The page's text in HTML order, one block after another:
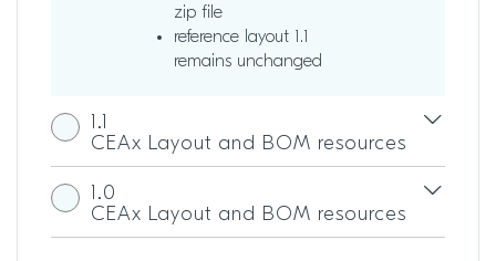
zip file
reference layout 1.1
remains unchanged
1.1
CEAx Layout and BOM resources
1.0
CEAx Layout and BOM resources